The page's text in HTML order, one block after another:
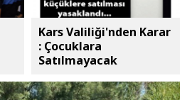
Kars Valiliği'nden Karar
: Çocuklara
Satılmayacak